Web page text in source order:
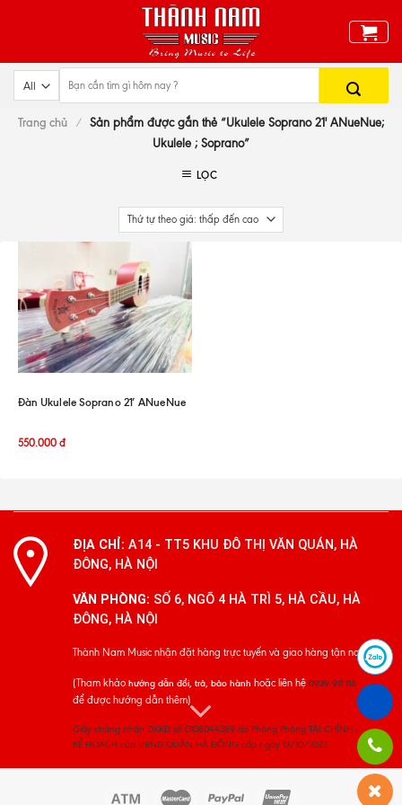
Trang chủ / Sản phẩm được gắn thẻ “Ukulele Soprano 21' ANueNue;
Ukulele ; Soprano”
LỌC
Đàn Ukulele Soprano 21′ ANueNue
550.000 đ
ĐỊA CHỈ: A14 - TT5 KHU ĐÔ THỊ VĂN QUÁN, HÀ
ĐÔNG, HÀ NỘI
VĂN PHÒNG: SỐ 6, NGÕ 4 HÀ TRÌ 5, HÀ CẦU, HÀ
ĐÔNG, HÀ NỘI
Thành Nam Music nhận đặt hàng trực tuyến và giao hàng tận nơi
(Tham khảo hướng dẫn đổi, trả, bảo hành hoặc liên hệ 0939 911 116
để được hướng dẫn thêm)
Giấy chứng nhận ĐKKD số 0108044289 do Phòng Phòng TÀI CHÍNH -
KẾ HOẠCH của UBND QUẬN HÀ ĐÔNG cấp ngày 13/10/2022